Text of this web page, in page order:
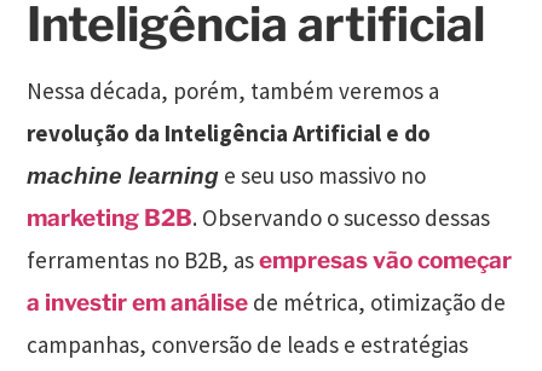
Inteligência artificial
Nessa década, porém, também veremos a
revolução da Inteligência Artificial e do
machine learning e seu uso massivo no
marketing B2B. Observando o sucesso dessas
ferramentas no B2B, asempresas vão começar
a investir em análise de métrica, otimização de
campanhas, conversão de leads e estratégias